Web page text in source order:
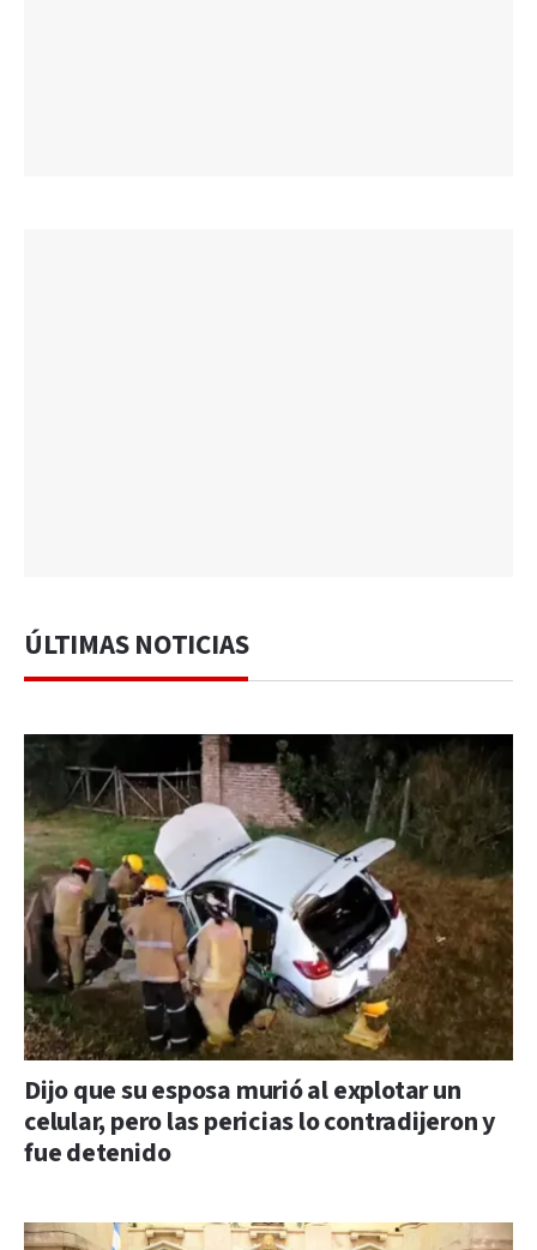
ÚLTIMAS NOTICIAS
Dijo que su esposa murió al explotar un
celular, pero las pericias lo contradijeron y
fue detenido